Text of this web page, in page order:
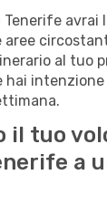
avrai
aree
al tuo
intenzione
il tuo
a